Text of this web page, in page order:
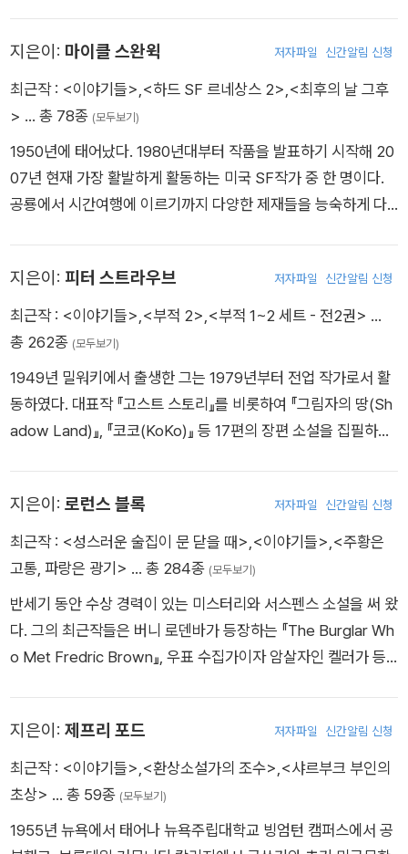
미니시리즈로 전 세계 시청자들의 관심을 모았을 만큼 꾸준한 사
랑을 받고 있다.
상했고, 2008년 영화화된 『마이 시스터즈 키퍼: 쌍둥이별』은 미
국도서관협회 선정 알렉스 어워드 상을 받았다. 총기 난사 사건을
다룬 『19분』은 뉴욕 타임스 베스트셀러 1위에 올랐으며, 2009
끼리의 무덤은 없다』 『거짓말 규칙』 등을 포함해 25편의 소설이
있으며, 딸 사만사 반 리어와 공저로 두 편의 청소년 소설을 썼다.
현재 남편, 그리고 세 자녀와 함께 뉴햄프셔주에 살고 있다.
지은이: 마이클 스완윅 저자파일 신간알림 신청
최근작 : <이야기들> <하드 SF 르네상스 2> <최후의 날 그후
> … 총 78종 (모두보기)
1950년에 태어났다. 1980년대부터 작품을 발표하기 시작해 20
07년 현재 가장 활발하게 활동하는 미국 SF작가 중 한 명이다.
공룡에서 시간여행에 이르기까지 다양한 제재들을 능숙하게 다
필에도 관심이 많다. 주요 작품으로 <진공 꽃 Vacuum Flowers
>, <조수의 정거장 Stations of the Tide>, <강철 용의 딸 Th
e Iron Dragon's Daughter> 등이 있다.
지은이: 피터 스트라우브 저자파일 신간알림 신청
최근작 : <이야기들> <부적 2> <부적 1~2 세트 - 전2권> …
총 262종 (모두보기)
1949년 밀워키에서 출생한 그는 1979년부터 전업 작가로서 활
동하였다. 대표작 『고스트 스토리』를 비롯하여 『그림자의 땅(Sh
adow Land)』, 『코코(KoKo)』 등 17편의 장편 소설을 집필하였
티븐 킹과 집필한 『부적』 이 베스트셀러가 된 후, 2001년에 『부
적』의 후속작인 『블랙하우스(Black House)』를 공동 집필하여
출간하였다.
지은이: 로런스 블록 저자파일 신간알림 신청
최근작 : <성스러운 술집이 문 닫을 때> <이야기들> <주황은
고통, 파랑은 광기> … 총 284종 (모두보기)
반세기 동안 수상 경력이 있는 미스터리와 서스펜스 소설을 써 왔
다. 그의 최근작들은 버니 로덴바가 등장하는 『The Burglar Wh
o Met Fredric Brown』, 우표 수집가이자 암살자인 켈러가 등
작품 <툼스톤>에서는 리암 니슨이 주연을 맡아 열연했다.아주
성공적이지는 않았더라도 그의 몇몇 작품 또한 영화화되었다. 그
는 『Telling Lies for Fun & Profit』과 『Write for Your Life』 같
와 작가들에 관해 그가 쓴 글을 모은 『The Crime of Our Lives』
지은이: 제프리 포드 저자파일 신간알림 신청
최근작 : <이야기들> <환상소설가의 조수> <샤르부크 부인의
초상> … 총 59종 (모두보기)
1955년 뉴욕에서 태어나 뉴욕주립대학교 빙엄턴 캠퍼스에서 공